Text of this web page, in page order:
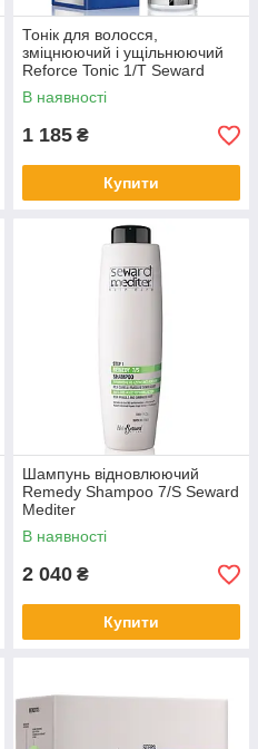
Тонік для волосся,
зміцнюючий і ущільнюючий
Reforce Tonic 1/T Seward
Mediter
В наявності
1 185 ₴
Купити
Шампунь відновлюючий
Remedy Shampoo 7/S Seward
Mediter
В наявності
2 040 ₴
Купити